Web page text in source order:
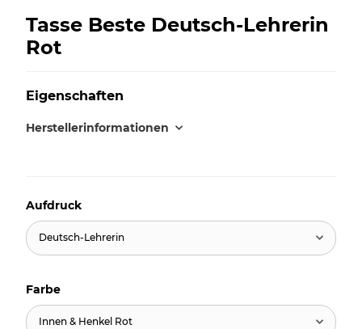
Tasse Beste Deutsch-Lehrerin
Rot
Eigenschaften
Herstellerinformationen
Aufdruck
Deutsch-Lehrerin
Farbe
Innen & Henkel Rot